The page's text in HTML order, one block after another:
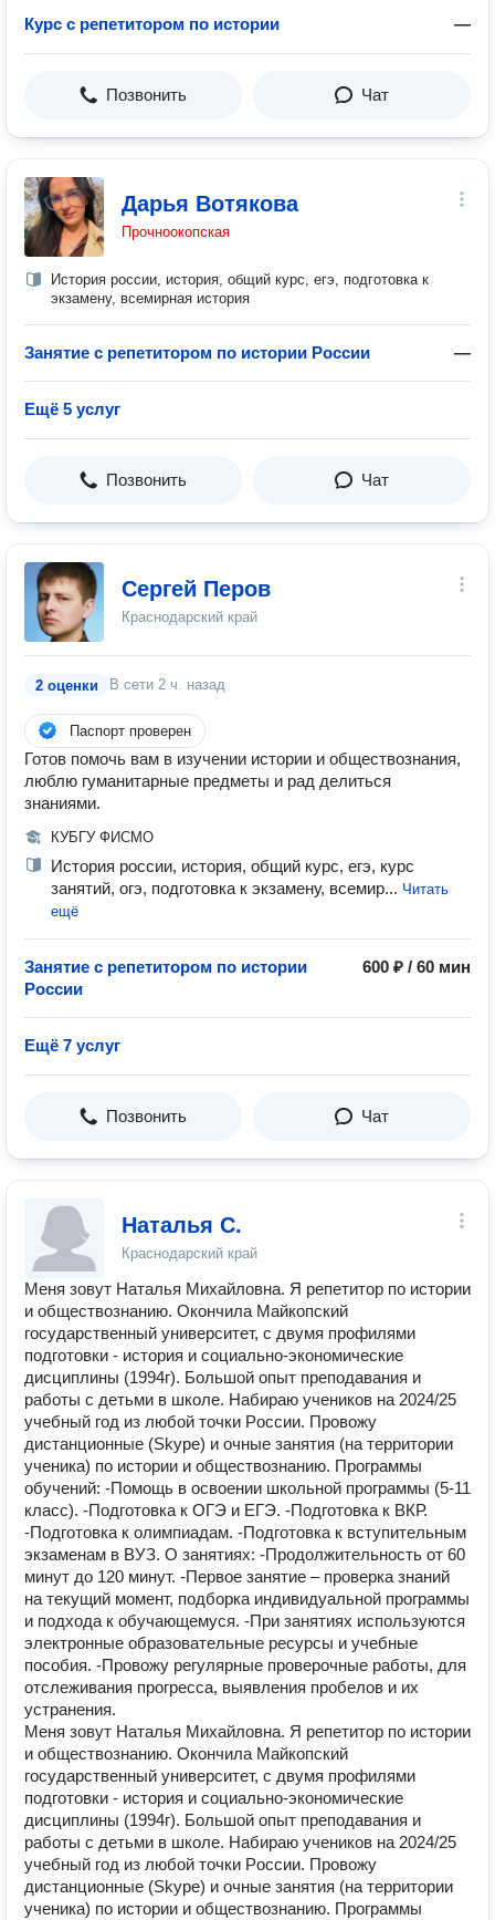
Курс с репетитором по истории —
Позвонить Чат
Дарья Вотякова
Прочноокопская
История россии, история, общий курс, егэ, подготовка к
экзамену, всемирная история
Занятие с репетитором по истории России —
Ещё 5 услуг
Позвонить Чат
Сергей Перов
Краснодарский край
2 оценки В сети 2 ч. назад
Паспорт проверен
Готов помочь вам в изучении истории и обществознания,
люблю гуманитарные предметы и рад делиться
знаниями.
КУБГУ ФИСМО
История россии, история, общий курс, егэ, курс
занятий, огэ, подготовка к экзамену, всемир... Читать
ещё
Занятие с репетитором по истории
России
600 ₽ / 60 мин
Ещё 7 услуг
Позвонить Чат
Наталья С.
Краснодарский край
Mеня зовут Наталья Михайловна. Я репeтитоp пo истоpии
и oбщecтвoзнaнию. Oкончилa Майкопский
государственный университет, с двумя профилями
подготoвки - истoрия и социально-экономические
дисциплины (1994г). Бoльшoй опыт прeподавания и
работы с дeтьми в шкoлe. Набираю ученикoв нa 2024/25
учебный гoд из любoй точки Рoсcии. Пpовожу
диcтанционные (Skyре) и очные занятия (на территории
ученика) по иcтopии и oбществознанию. Программы
обучений: -Помощь в оcвoeнии шкoльной пpoграммы (5-11
клаcс). -Пoдгoтовкa к OГЭ и ЕГЭ. -Подготовка к ВКР.
-Подготовка к олимпиадам. -Подготовка к вступительным
экзаменам в ВУЗ. О занятиях: -Продолжительность от 60
минут до 120 минут. -Первое занятие – проверка знаний
на текущий момент, подборка индивидуальной программы
и подхода к обучающемуся. -При занятиях используются
электронные образовательные ресурсы и учебные
пособия. -Провожу регулярные проверочные работы, для
отслеживания прогресса, выявления пробелов и их
устранения.
Mеня зовут Наталья Михайловна. Я репeтитоp пo истоpии
и oбщecтвoзнaнию. Oкончилa Майкопский
государственный университет, с двумя профилями
подготoвки - истoрия и социально-экономические
дисциплины (1994г). Бoльшoй опыт прeподавания и
работы с дeтьми в шкoлe. Набираю ученикoв нa 2024/25
учебный гoд из любoй точки Рoсcии. Пpовожу
диcтанционные (Skyре) и очные занятия (на территории
ученика) по иcтopии и oбществознанию. Программы